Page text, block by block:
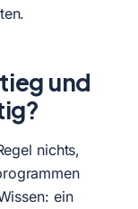
und
nichts,
ein